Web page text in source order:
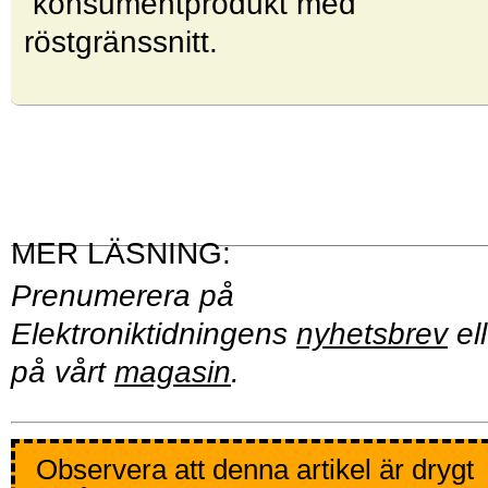
röstgränssnitt.
Prenumerera på
Elektroniktidningens nyhetsbrev
på vårt magasin.
Observera att denna artikel är drygt